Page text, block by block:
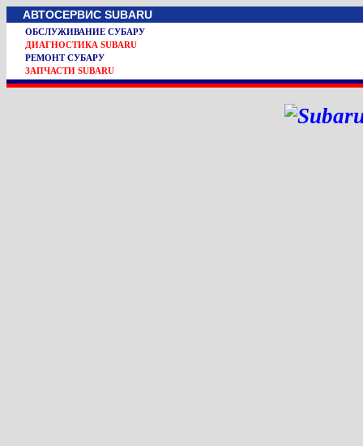
АВТОСЕРВИС SUBARU
ОБСЛУЖИВАНИЕ СУБАРУ
ДИАГНОСТИКА SUBARU
РЕМОНТ СУБАРУ
ЗАПЧАСТИ SUBARU